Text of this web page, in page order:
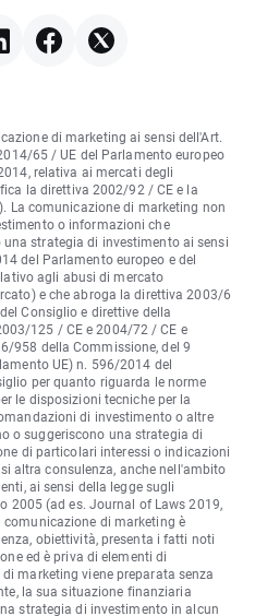
di marketing ai sensi dell'Art.
65 / UE del Parlamento europeo
relativa ai mercati degli
la direttiva 2002/92 / CE e la
La comunicazione di marketing non
o informazioni che
strategia di investimento ai sensi
del Parlamento europeo e del
agli abusi di mercato
e che abroga la direttiva 2003/6
Consiglio e direttive della
125 / CE e 2004/72 / CE e
958 della Commissione, del 9
UE) n. 596/2014 del
per quanto riguarda le norme
le disposizioni tecniche per la
di investimento o altre
o suggeriscono una strategia di
di particolari interessi o indicazioni
altra consulenza, anche nell'ambito
ai sensi della legge sugli
2005 (ad es. Journal of Laws 2019,
di marketing è
obiettività, presenta i fatti noti
ed è priva di elementi di
marketing viene preparata senza
la sua situazione finanziaria
strategia di investimento in alcun